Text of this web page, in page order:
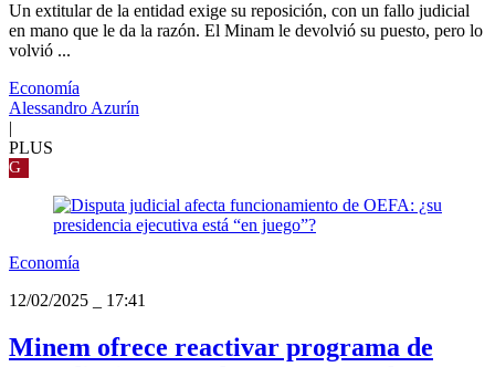
Un extitular de la entidad exige su reposición, con un fallo judicial
en mano que le da la razón. El Minam le devolvió su puesto, pero lo
volvió ...
Economía
Alessandro Azurín
PLUS
G
Economía
12/02/2025
17:41
Minem ofrece reactivar programa de